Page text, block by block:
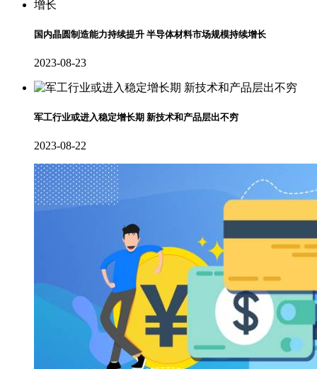
国内晶圆制造能力持续提升 半导体材料市场规模持续增长
2023-08-23
军工行业或进入稳定增长期 新技术和产品层出不穷
2023-08-22